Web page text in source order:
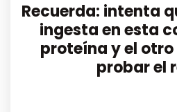
Recuerda: intenta
ingesta en esta
proteína y el otro
probar el